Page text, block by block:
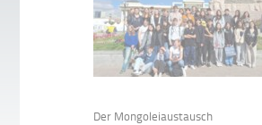
Der Mongoleiaustausch